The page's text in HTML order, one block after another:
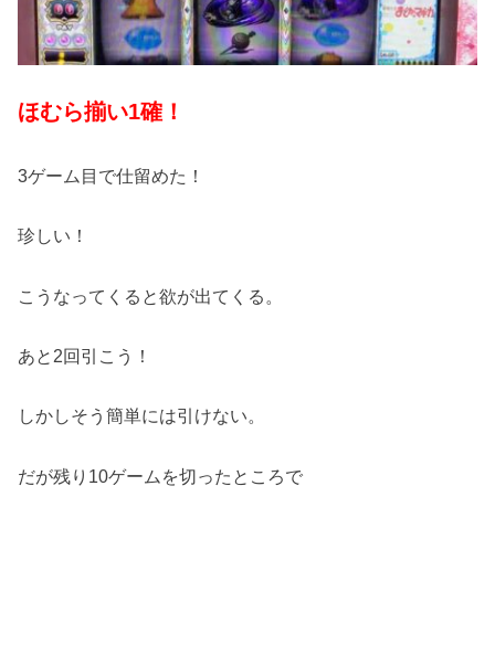
ほむら揃い1確！
3ゲーム目で仕留めた！
珍しい！
こうなってくると欲が出てくる。
あと2回引こう！
しかしそう簡単には引けない。
だが残り10ゲームを切ったところで